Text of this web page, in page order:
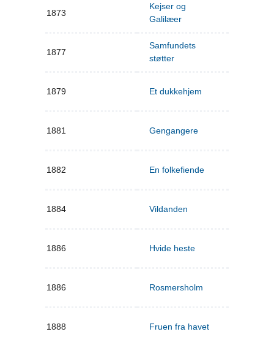
1873
Kejser og
Galilæer
1877
Samfundets
støtter
1879 Et dukkehjem
1881 Gengangere
1882 En folkefiende
1884 Vildanden
1886 Hvide heste
1886 Rosmersholm
1888 Fruen fra havet